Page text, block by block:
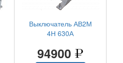
Выключатель АВ2М
4Н 630А
94900